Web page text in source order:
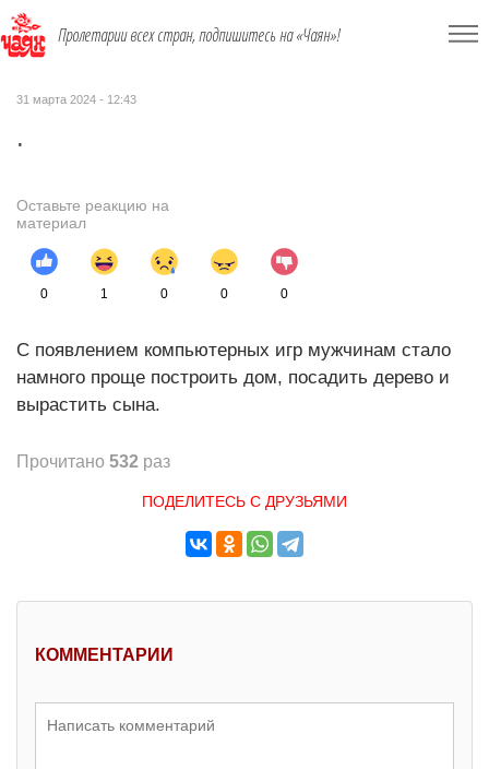
Пролетарии всех стран, подпишитесь на «Чаян»!
31 марта 2024 - 12:43
.
Оставьте реакцию на
материал
0 1 0 0 0
С появлением компьютерных игр мужчинам стало
намного проще построить дом, посадить дерево и
вырастить сына.
Прочитано 532 раз
ПОДЕЛИТЕСЬ С ДРУЗЬЯМИ
КОММЕНТАРИИ